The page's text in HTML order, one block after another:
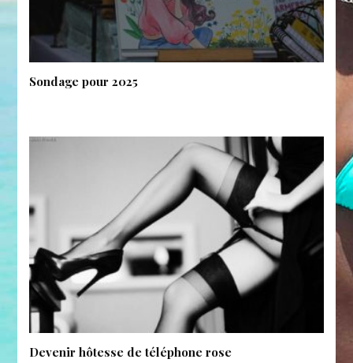
Sondage pour 2025
Devenir hôtesse de téléphone rose